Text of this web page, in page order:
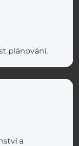
plánování.
a